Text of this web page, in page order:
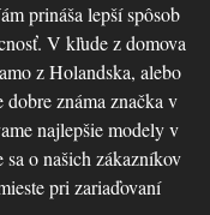
prináša lepší spôsob
V kľude z domova
z Holandska, alebo
známa značka v
najlepšie modely v
o našich zákazníkov
pri zariaďovaní